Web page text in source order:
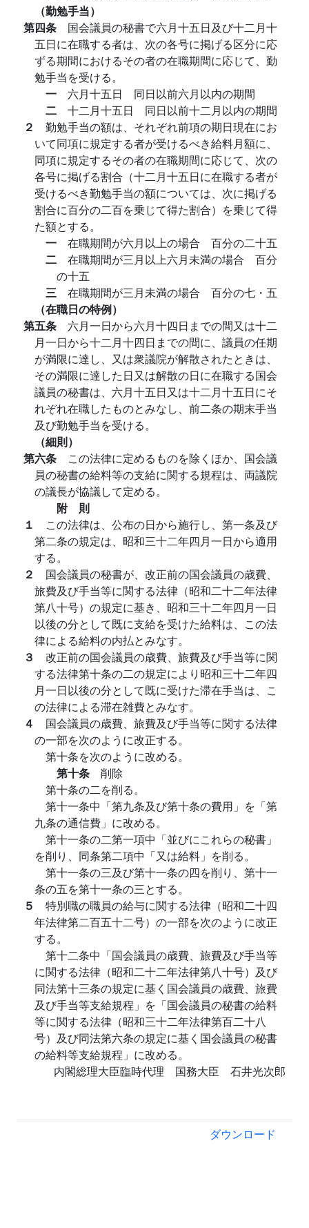
（勤勉手当）
第四条 国会議員の秘書で六月十五日及び十二月十
五日に在職する者は、次の各号に掲げる区分に応
ずる期間におけるその者の在職期間に応じて、勤
勉手当を受ける。
一 六月十五日 同日以前六月以内の期間
二 十二月十五日 同日以前十二月以内の期間
２ 勤勉手当の額は、それぞれ前項の期日現在にお
いて同項に規定する者が受けるべき給料月額に、
同項に規定するその者の在職期間に応じて、次の
各号に掲げる割合（十二月十五日に在職する者が
受けるべき勤勉手当の額については、次に掲げる
割合に百分の二百を乗じて得た割合）を乗じて得
た額とする。
一 在職期間が六月以上の場合 百分の二十五
二 在職期間が三月以上六月未満の場合 百分
の十五
三 在職期間が三月未満の場合 百分の七・五
（在職日の特例）
第五条 六月一日から六月十四日までの間又は十二
月一日から十二月十四日までの間に、議員の任期
が満限に達し、又は衆議院が解散されたときは、
その満限に達した日又は解散の日に在職する国会
議員の秘書は、六月十五日又は十二月十五日にそ
れぞれ在職したものとみなし、前二条の期末手当
及び勤勉手当を受ける。
（細則）
第六条 この法律に定めるものを除くほか、国会議
員の秘書の給料等の支給に関する規程は、両議院
の議長が協議して定める。
附 則
１ この法律は、公布の日から施行し、第一条及び
第二条の規定は、昭和三十二年四月一日から適用
する。
２ 国会議員の秘書が、改正前の国会議員の歳費、
旅費及び手当等に関する法律（昭和二十二年法律
第八十号）の規定に基き、昭和三十二年四月一日
以後の分として既に支給を受けた給料は、この法
律による給料の内払とみなす。
３ 改正前の国会議員の歳費、旅費及び手当等に関
する法律第十条の二の規定により昭和三十二年四
月一日以後の分として既に受けた滞在手当は、こ
の法律による滞在雑費とみなす。
４ 国会議員の歳費、旅費及び手当等に関する法律
の一部を次のように改正する。
第十条を次のように改める。
第十条 削除
第十条の二を削る。
第十一条中「第九条及び第十条の費用」を「第
九条の通信費」に改める。
第十一条の二第一項中「並びにこれらの秘書」
を削り、同条第二項中「又は給料」を削る。
第十一条の三及び第十一条の四を削り、第十一
条の五を第十一条の三とする。
５ 特別職の職員の給与に関する法律（昭和二十四
年法律第二百五十二号）の一部を次のように改正
する。
第十二条中「国会議員の歳費、旅費及び手当等
に関する法律（昭和二十二年法律第八十号）及び
同法第十三条の規定に基く国会議員の歳費、旅費
及び手当等支給規程」を「国会議員の秘書の給料
等に関する法律（昭和三十二年法律第百二十八
号）及び同法第六条の規定に基く国会議員の秘書
の給料等支給規程」に改める。
内閣総理大臣臨時代理 国務大臣 石井光次郎
ダウンロード